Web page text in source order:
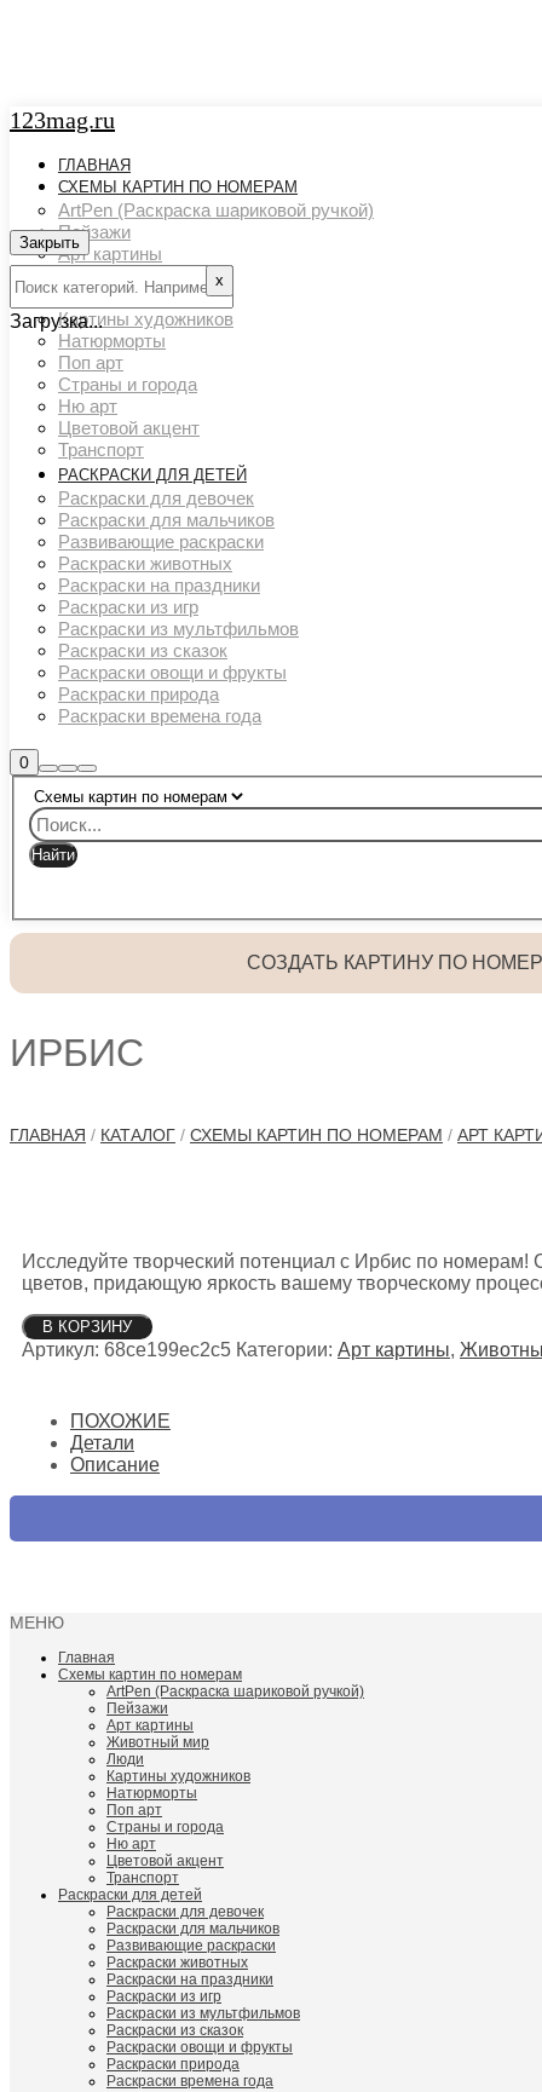
123mag.ru
ГЛАВНАЯ
СХЕМЫ КАРТИН ПО НОМЕРАМ
ArtPen (Раскраска шариковой ручкой)
Пейзажи
Арт картины
Люди
Картины художников
Натюрморты
Поп арт
Страны и города
Ню арт
Цветовой акцент
Транспорт
РАСКРАСКИ ДЛЯ ДЕТЕЙ
Раскраски для девочек
Раскраски для мальчиков
Развивающие раскраски
Раскраски животных
Раскраски на праздники
Раскраски из игр
Раскраски из мультфильмов
Раскраски из сказок
Раскраски овощи и фрукты
Раскраски природа
Раскраски времена года
0Боковая
панель
магазина
Найти
Больше
информации
Главное
меню
СОЗДАТЬ КАРТИНУ ПО
ИРБИС
ГЛАВНАЯ / КАТАЛОГ / СХЕМЫ КАРТИН ПО НОМЕРАМ / АРТ
Исследуйте творческий потенциал с Ирбис по
цветов, придающую яркость вашему творческому
Количество
товара
В КОРЗИНУ
Артикул: 68ce199ec2c5 Категории: Арт картины,
ПОХОЖИЕ
Детали
Описание
МЕНЮ
Главная
Схемы картин по номерам
ArtPen (Раскраска шариковой ручкой)
Пейзажи
Арт картины
Животный мир
Люди
Картины художников
Натюрморты
Поп арт
Страны и города
Ню арт
Цветовой акцент
Транспорт
Раскраски для детей
Раскраски для девочек
Раскраски для мальчиков
Развивающие раскраски
Раскраски животных
Раскраски на праздники
Раскраски из игр
Раскраски из мультфильмов
Раскраски из сказок
Раскраски овощи и фрукты
Раскраски природа
Раскраски времена года
Закрыть
х
Загрузка...